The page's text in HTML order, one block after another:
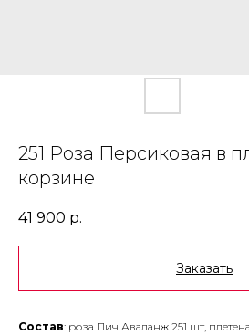
251 Роза Персиковая в
корзине
41 900 р.
Заказать
Состав: роза Пич Аваланж 251 шт,